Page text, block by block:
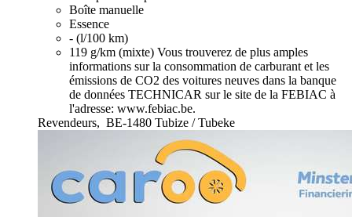
Boîte manuelle
Essence
- (l/100 km)
119 g/km (mixte) Vous trouverez de plus amples
informations sur la consommation de carburant et les
émissions de CO2 des voitures neuves dans la banque
de données TECHNICAR sur le site de la FEBIAC à
l'adresse: www.febiac.be.
Revendeurs, BE-1480 Tubize / Tubeke